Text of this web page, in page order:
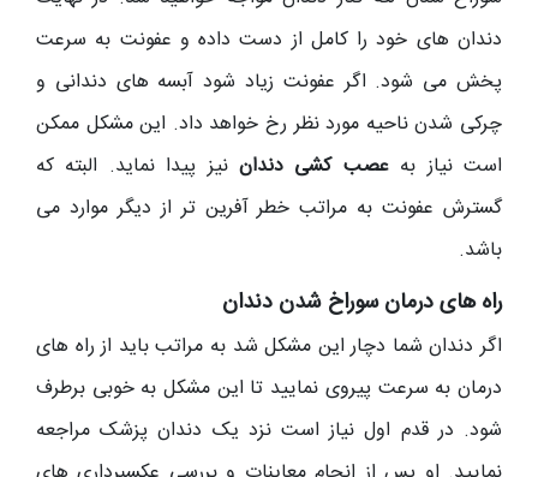
دندان های خود را کامل از دست داده و عفونت به سرعت
پخش می شود. اگر عفونت زیاد شود آبسه های دندانی و
چرکی شدن ناحیه مورد نظر رخ خواهد داد. این مشکل ممکن
است نیاز بهعصب کشی دندان نیز پیدا نماید. البته که
گسترش عفونت به مراتب خطر آفرین تر از دیگر موارد می
باشد.
راه های درمان سوراخ شدن دندان
اگر دندان شما دچار این مشکل شد به مراتب باید از راه های
درمان به سرعت پیروی نمایید تا این مشکل به خوبی برطرف
شود. در قدم اول نیاز است نزد یک دندان پزشک مراجعه